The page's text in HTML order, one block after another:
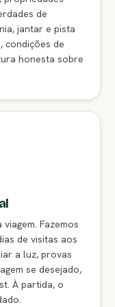
de
jantar e pista
condições de
honesta sobre
Fazemos
de visitas aos
a luz, provas
se desejado,
À partida, o